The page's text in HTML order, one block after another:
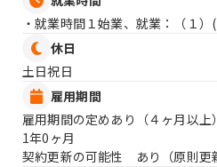
・就業時間１始業、就業：（１）
休日
土日祝日
雇用期間
雇用期間の定めあり（４ヶ月以上）
1年0ヶ月
契約更新の可能性 あり（原則更